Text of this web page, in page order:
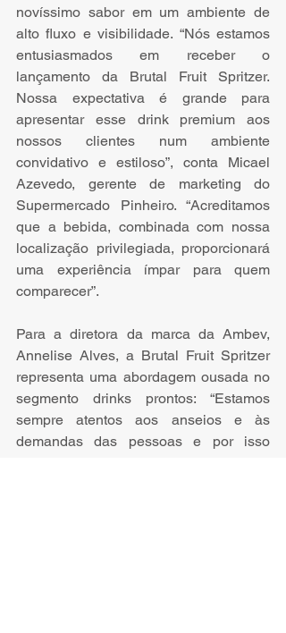
novíssimo sabor em um ambiente de
alto fluxo e visibilidade. “Nós estamos
entusiasmados em receber o
lançamento da Brutal Fruit Spritzer.
Nossa expectativa é grande para
apresentar esse drink premium aos
nossos clientes num ambiente
convidativo e estiloso”, conta Micael
Azevedo, gerente de marketing do
Supermercado Pinheiro. “Acreditamos
que a bebida, combinada com nossa
localização privilegiada, proporcionará
uma experiência ímpar para quem
comparecer”.
Para a diretora da marca da Ambev,
Annelise Alves, a Brutal Fruit Spritzer
representa uma abordagem ousada no
segmento drinks prontos: “Estamos
sempre atentos aos anseios e às
demandas das pessoas e por isso